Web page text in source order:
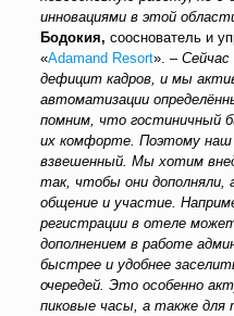
инновациями в этой
Бодокия, сооснователь и
«Adamand Resort». –
дефицит кадров, и мы
автоматизации
помним, что гостиничный
их комфорте. Поэтому наш
взвешенный. Мы хотим
так, чтобы они дополняли,
общение и участие.
регистрации в отеле
дополнением в работе
быстрее и удобнее
очередей. Это особенно
пиковые часы, а также для